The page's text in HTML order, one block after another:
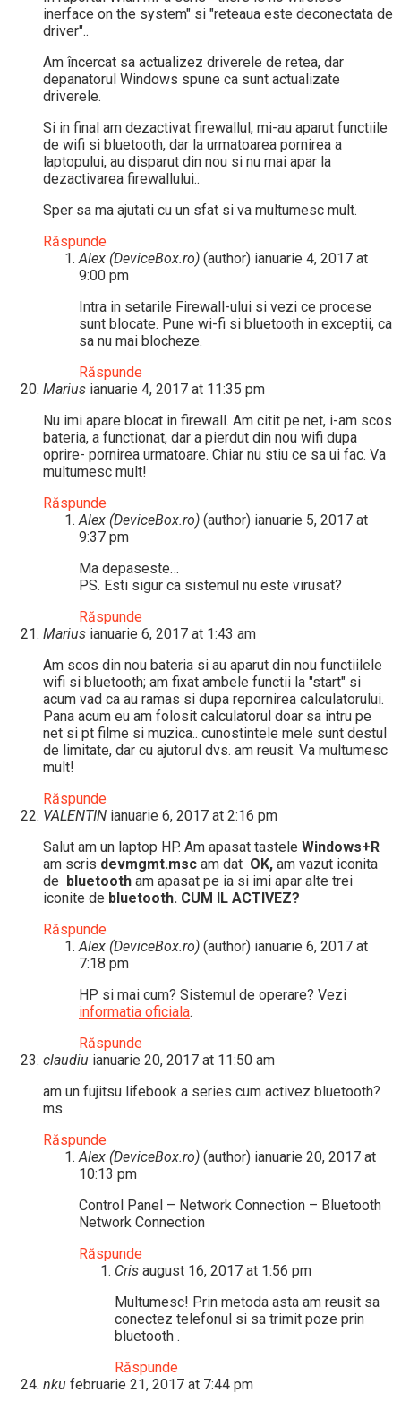
inerface on the system" si "reteaua este deconectata de
driver"..
Am încercat sa actualizez driverele de retea, dar
depanatorul Windows spune ca sunt actualizate
driverele.
Si in final am dezactivat firewallul, mi-au aparut functiile
de wifi si bluetooth, dar la urmatoarea pornirea a
laptopului, au disparut din nou si nu mai apar la
dezactivarea firewallului..
Sper sa ma ajutati cu un sfat si va multumesc mult.
Răspunde
Alex (DeviceBox.ro) (author) ianuarie 4, 2017 at
9:00 pm
Intra in setarile Firewall-ului si vezi ce procese
sunt blocate. Pune wi-fi si bluetooth in exceptii, ca
sa nu mai blocheze.
Răspunde
Marius ianuarie 4, 2017 at 11:35 pm
Nu imi apare blocat in firewall. Am citit pe net, i-am scos
bateria, a functionat, dar a pierdut din nou wifi dupa
oprire- pornirea urmatoare. Chiar nu stiu ce sa ui fac. Va
multumesc mult!
Răspunde
Alex (DeviceBox.ro) (author) ianuarie 5, 2017 at
9:37 pm
Ma depaseste…
PS. Esti sigur ca sistemul nu este virusat?
Răspunde
Marius ianuarie 6, 2017 at 1:43 am
Am scos din nou bateria si au aparut din nou functiilele
wifi si bluetooth; am fixat ambele functii la "start" si
acum vad ca au ramas si dupa repornirea calculatorului.
Pana acum eu am folosit calculatorul doar sa intru pe
net si pt filme si muzica.. cunostintele mele sunt destul
de limitate, dar cu ajutorul dvs. am reusit. Va multumesc
mult!
Răspunde
VALENTIN ianuarie 6, 2017 at 2:16 pm
Salut am un laptop HP. Am apasat tastele Windows+R
am scris devmgmt.msc am dat OK, am vazut iconita
de
bluetooth am apasat pe ia si imi apar alte trei
iconite de bluetooth. CUM IL ACTIVEZ?
Răspunde
Alex (DeviceBox.ro) (author) ianuarie 6, 2017 at
7:18 pm
HP si mai cum? Sistemul de operare? Vezi
informatia oficiala.
Răspunde
claudiu ianuarie 20, 2017 at 11:50 am
am un fujitsu lifebook a series cum activez bluetooth?
ms.
Răspunde
Alex (DeviceBox.ro) (author) ianuarie 20, 2017 at
10:13 pm
Control Panel – Network Connection – Bluetooth
Network Connection
Răspunde
Cris august 16, 2017 at 1:56 pm
Multumesc! Prin metoda asta am reusit sa
conectez telefonul si sa trimit poze prin
bluetooth .
Răspunde
nku februarie 21, 2017 at 7:44 pm